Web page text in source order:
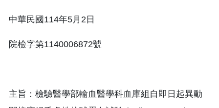
中華民國114年5月2日
院檢字第1140006872號
主旨：檢驗醫學部輸血醫學科血庫組自即日起異動